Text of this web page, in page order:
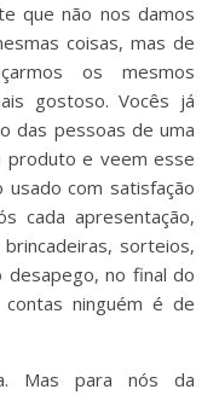
que não nos damos
coisas, mas de
os mesmos
gostoso. Vocês já
das pessoas de uma
e veem esse
com satisfação
cada apresentação,
sorteios,
no final do
ninguém é de
Mas para nós da